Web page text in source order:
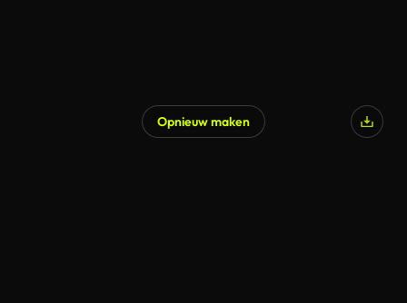
Opnieuw maken